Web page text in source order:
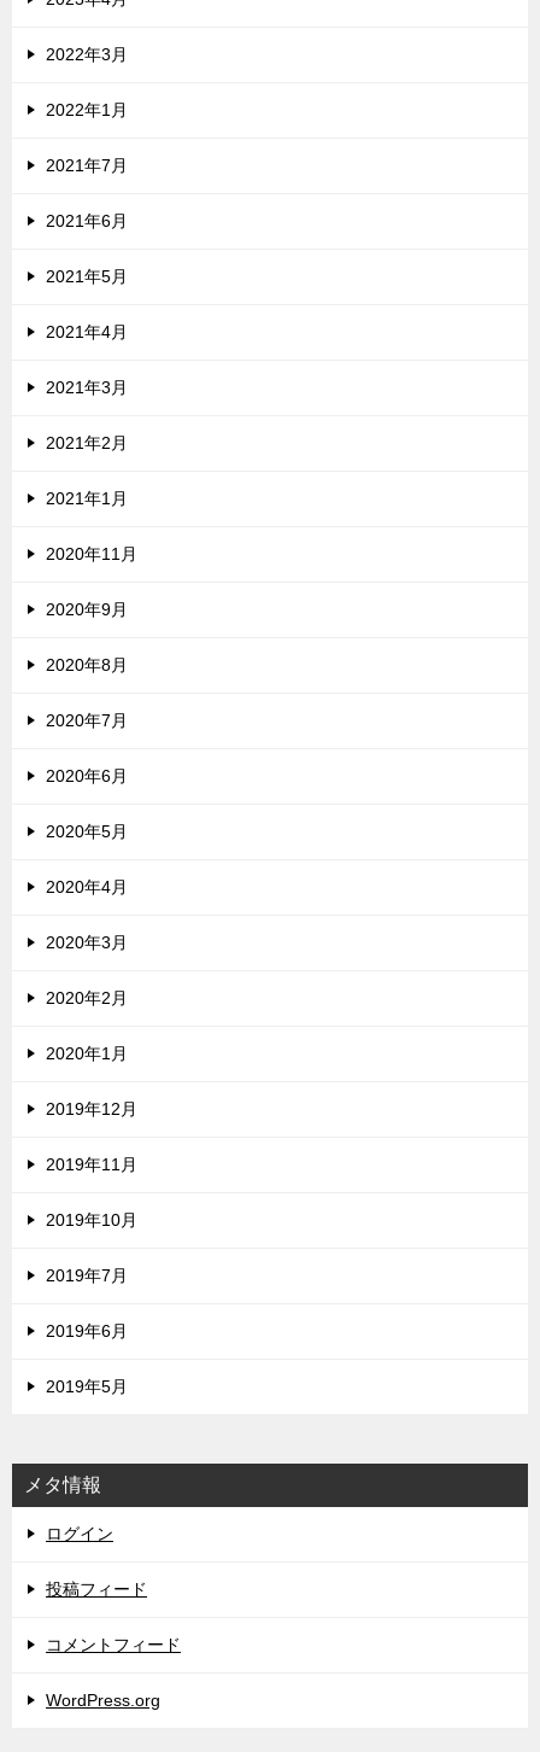
2022年3月
2022年1月
2021年7月
2021年6月
2021年5月
2021年4月
2021年3月
2021年2月
2021年1月
2020年11月
2020年9月
2020年8月
2020年7月
2020年6月
2020年5月
2020年4月
2020年3月
2020年2月
2020年1月
2019年12月
2019年11月
2019年10月
2019年7月
2019年6月
2019年5月
メタ情報
ログイン
投稿フィード
コメントフィード
WordPress.org